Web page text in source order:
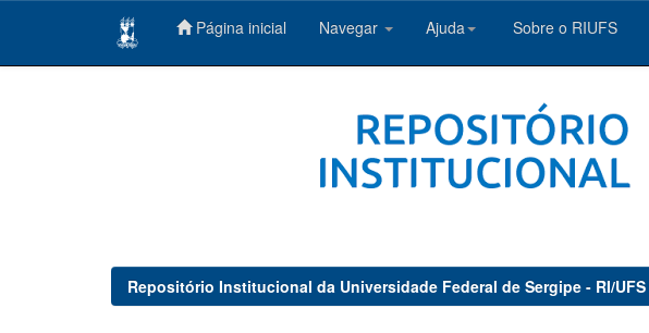
Página inicial Navegar Ajuda Sobre o RIUFS
Repositório Institucional da Universidade Federal de Sergipe - RI/UFS